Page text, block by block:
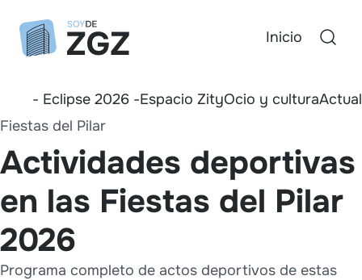
Inicio
- Eclipse 2026 -Espacio ZityOcio y cultura
Fiestas del Pilar
Actividades deportivas
en las Fiestas del Pilar
2026
Programa completo de actos deportivos de estas